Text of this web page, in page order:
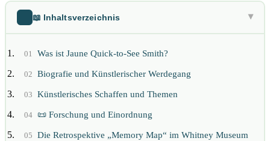
📖 Inhaltsverzeichnis ▶
01 Was ist Jaune Quick-to-See Smith?
02 Biografie und Künstlerischer Werdegang
03 Künstlerisches Schaffen und Themen
04 📜 Forschung und Einordnung
05 Die Retrospektive „Memory Map“ im Whitney Museum